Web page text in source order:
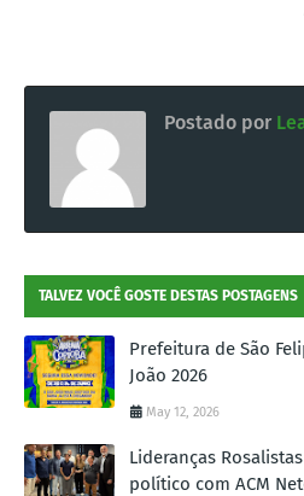
Postado por
TALVEZ VOCÊ GOSTE DESTAS POSTAGENS
Prefeitura de São
João 2026
May 12, 2026
Lideranças
político com ACM